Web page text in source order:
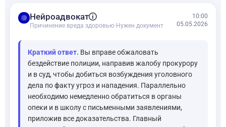
balanceНейроадвокат
Причинение вреда здоровью· Нужен документ
10:00
05.05.2026
Краткий ответ. Вы вправе обжаловать
бездействие полиции, направив жалобу прокурору
и в суд, чтобы добиться возбуждения уголовного
дела по факту угроз и нападения. Параллельно
необходимо немедленно обратиться в органы
опеки и в школу с письменными заявлениями,
приложив все доказательства. Главный